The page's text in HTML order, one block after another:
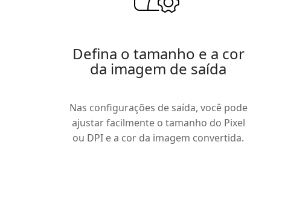
Defina o tamanho e a cor
da imagem de saída
Nas configurações de saída, você pode
ajustar facilmente o tamanho do Pixel
ou DPI e a cor da imagem convertida.